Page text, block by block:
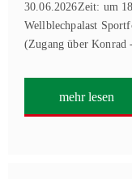
30.06.2026Zeit: um
Wellblechpalast
(Zugang über
mehr lesen